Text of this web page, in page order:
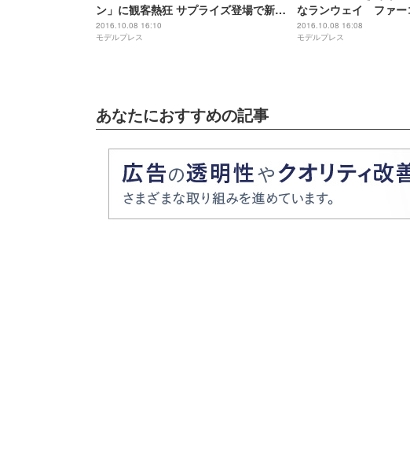
ン」に観客熱狂 サプライズ登場で新バ
ージョンも披露＜GirlsAward 2016 SA
／W＞
2016.10.08 16:10
モデルプレス
なランウェイ ファー
り！＜GirlsAward
2016.10.08 16:08
モデルプレス
あなたにおすすめの記事